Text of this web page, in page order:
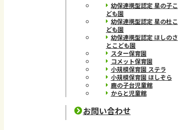
幼保連携型認定 星の子こ
ども園
幼保連携型認定 星の杜こ
ども園
幼保連携型認定 ほしのさ
とこども園
スター保育園
コメット保育園
小規模保育園 ステラ
小規模保育園 ほしぞら
鹿の子台児童館
からと児童館
お問い合わせ